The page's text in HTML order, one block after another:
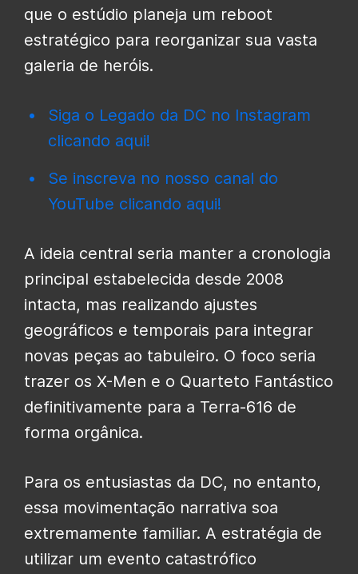
que o estúdio planeja um reboot
estratégico para reorganizar sua vasta
galeria de heróis.
Siga o Legado da DC no Instagram
clicando aqui!
Se inscreva no nosso canal do
YouTube clicando aqui!
A ideia central seria manter a cronologia
principal estabelecida desde 2008
intacta, mas realizando ajustes
geográficos e temporais para integrar
novas peças ao tabuleiro. O foco seria
trazer os X-Men e o Quarteto Fantástico
definitivamente para a Terra-616 de
forma orgânica.
Para os entusiastas da DC, no entanto,
essa movimentação narrativa soa
extremamente familiar. A estratégia de
utilizar um evento catastrófico